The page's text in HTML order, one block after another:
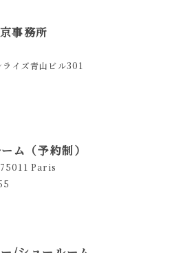
事務所
イズ青山ビル301
ム（予約制）
Paris